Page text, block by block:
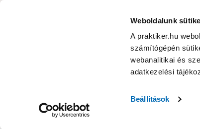
Weboldalunk
A praktiker.hu
számítógépén
webanalitikai és
adatkezelési
Beállítások
Nyereményjáték